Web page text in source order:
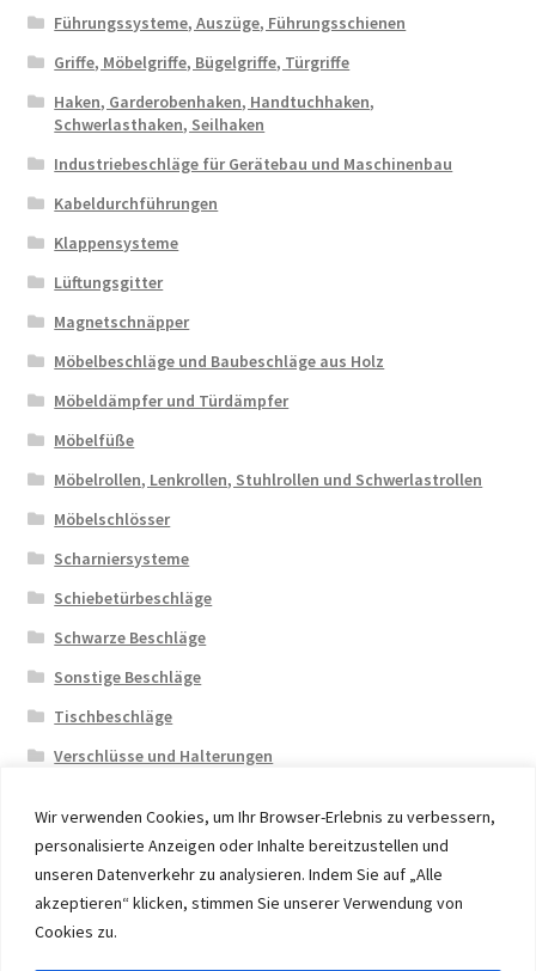
Wir verwenden Cookies, um Ihr Browser-Erlebnis zu verbessern,
personalisierte Anzeigen oder Inhalte bereitzustellen und
unseren Datenverkehr zu analysieren. Indem Sie auf „Alle
akzeptieren“ klicken, stimmen Sie unserer Verwendung von
Cookies zu.
Führungssysteme, Auszüge, Führungsschienen
Griffe, Möbelgriffe, Bügelgriffe, Türgriffe
Haken, Garderobenhaken, Handtuchhaken,
Schwerlasthaken, Seilhaken
Industriebeschläge für Gerätebau und Maschinenbau
Kabeldurchführungen
Klappensysteme
Lüftungsgitter
Magnetschnäpper
Möbelbeschläge und Baubeschläge aus Holz
Möbeldämpfer und Türdämpfer
Möbelfüße
Möbelrollen, Lenkrollen, Stuhlrollen und Schwerlastrollen
Möbelschlösser
Scharniersysteme
Schiebetürbeschläge
Schwarze Beschläge
Sonstige Beschläge
Tischbeschläge
Verschlüsse und Halterungen
© 2026 Eruon Trade UG, Germany, member of the ERUON